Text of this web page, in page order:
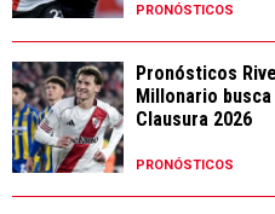
PRONÓSTICOS
Pronósticos
Millonario
Clausura 2026
PRONÓSTICOS